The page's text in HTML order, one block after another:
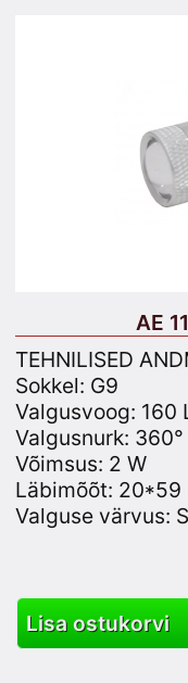
Facebooki
Tooted
PVC Profiilid
ALU Profiilid
AE
TEHNILISED
Sokkel: G9
Valgusvoog: 160
Valgusnurk: 360°
Võimsus: 2 W
Läbimõõt: 20*59
Valguse värvus:
Lisa ostukorvi